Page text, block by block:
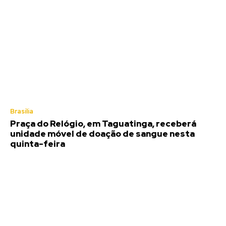
Brasília
Praça do Relógio, em Taguatinga, receberá
unidade móvel de doação de sangue nesta
quinta-feira